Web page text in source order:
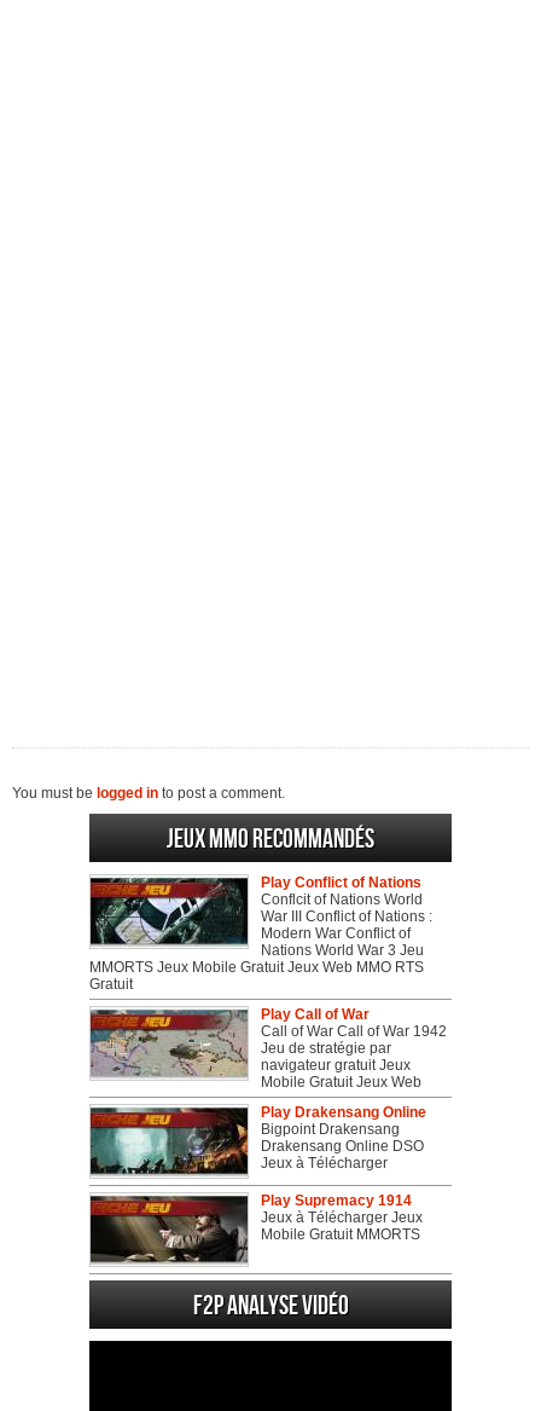
You must be logged in to post a comment.
Jeux MMO recommandés
Play Conflict of Nations
Conflcit of Nations World
War III Conflict of Nations :
Modern War Conflict of
Nations World War 3 Jeu
MMORTS Jeux Mobile Gratuit Jeux Web MMO RTS
Gratuit
Play Call of War
Call of War Call of War 1942
Jeu de stratégie par
navigateur gratuit Jeux
Mobile Gratuit Jeux Web
Play Drakensang Online
Bigpoint Drakensang
Drakensang Online DSO
Jeux à Télécharger
Play Supremacy 1914
Jeux à Télécharger Jeux
Mobile Gratuit MMORTS
F2P Analyse vidéo